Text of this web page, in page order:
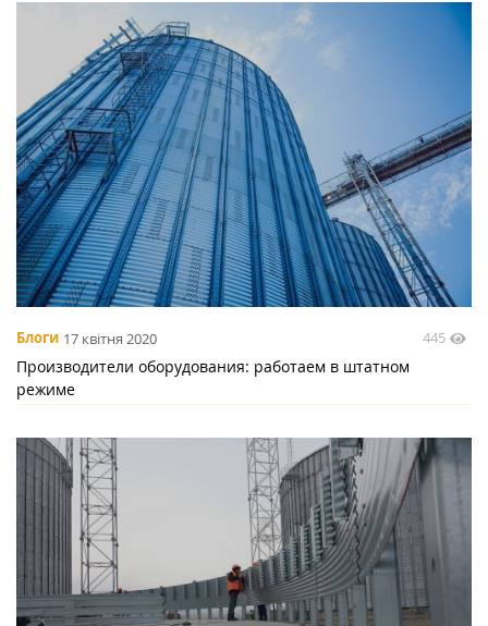
Блоги 17 квітня 2020 445
Производители оборудования: работаем в штатном
режиме